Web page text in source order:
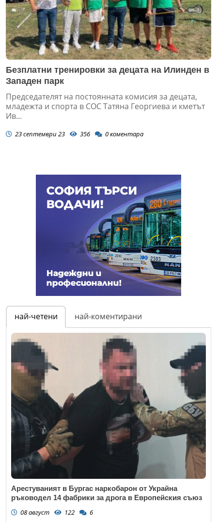
Безплатни тренировки за децата на Илинден в
Западен парк
Председателят на постоянната комисия за децата,
младежта и спорта в СОС Татяна Георгиева и кметът
Ив...
23 септември 23 356 0коментара
най-четени най-коментирани
Арестуваният в Бургас наркобарон от Украйна
ръководел 14 фабрики за дрога в Европейския съюз
08 август 122 6